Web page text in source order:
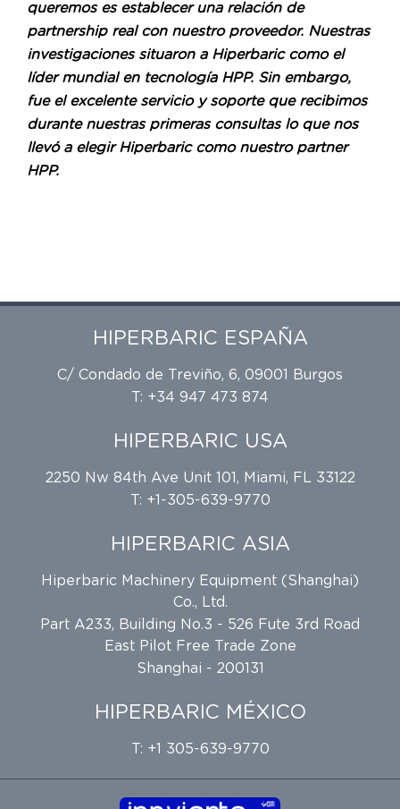
queremos es establecer una relación de
partnership real con nuestro proveedor. Nuestras
investigaciones situaron a Hiperbaric como el
líder mundial en tecnología HPP. Sin embargo,
fue el excelente servicio y soporte que recibimos
durante nuestras primeras consultas lo que nos
llevó a elegir Hiperbaric como nuestro partner
HPP.
HIPERBARIC ESPAÑA
C/ Condado de Treviño, 6, 09001 Burgos
T: +34 947 473 874
HIPERBARIC USA
2250 Nw 84th Ave Unit 101, Miami, FL 33122
T: +1-305-639-9770
HIPERBARIC ASIA
Hiperbaric Machinery Equipment (Shanghai)
Co., Ltd.
Part A233, Building No.3 - 526 Fute 3rd Road
East Pilot Free Trade Zone
Shanghai - 200131
HIPERBARIC MÉXICO
T: +1 305-639-9770